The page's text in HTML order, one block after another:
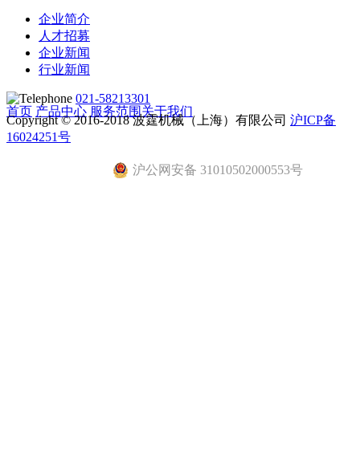
企业简介
人才招募
企业新闻
行业新闻
021-58213301
首页 产品中心 服务范围关于我们
Copyright © 2016-2018 波霆机械（上海）有限公司 沪ICP备
16024251号
沪公网安备 31010502000553号